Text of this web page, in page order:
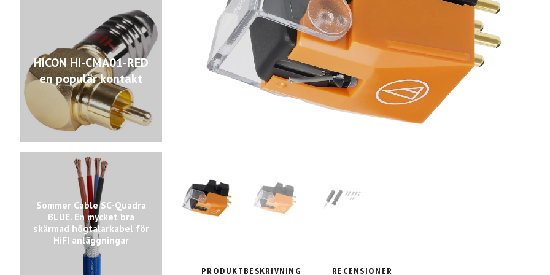
HICON HI-CMA01-RED
en populär kontakt
Sommer Cable SC-Quadra
BLUE. En mycket bra
skärmad högtalarkabel för
HiFI anläggningar
PRODUKTBESKRIVNING RECENSIONER